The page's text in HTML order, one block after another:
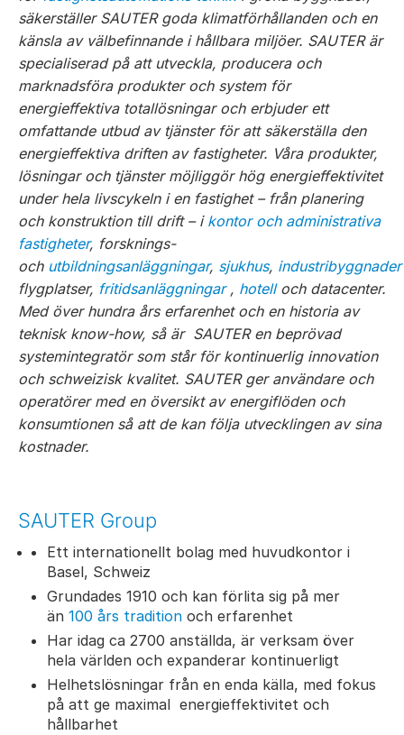
säkerställer SAUTER goda klimatförhållanden och en
känsla av välbefinnande i hållbara miljöer. SAUTER är
specialiserad på att utveckla, producera och
marknadsföra produkter och system för
energieffektiva totallösningar och erbjuder ett
omfattande utbud av tjänster för att säkerställa den
energieffektiva driften av fastigheter. Våra produkter,
lösningar och tjänster möjliggör hög energieffektivitet
under hela livscykeln i en fastighet – från planering
och konstruktion till drift – i kontor och administrativa
fastigheter, forsknings-
och utbildningsanläggningar, sjukhus, industribyggnader
flygplatser, fritidsanläggningar, hotelloch datacenter.
Med över hundra års erfarenhet och en historia av
teknisk know-how, så är SAUTER en beprövad
systemintegratör som står för kontinuerlig innovation
och schweizisk kvalitet. SAUTER ger användare och
operatörer med en översikt av energiflöden och
konsumtionen så att de kan följa utvecklingen av sina
kostnader.
SAUTER Group
Ett internationellt bolag med huvudkontor i
Basel, Schweiz
Grundades 1910 och kan förlita sig på mer
än 100 års tradition och erfarenhet
Har idag ca 2700 anställda, är verksam över
hela världen och expanderar kontinuerligt
Helhetslösningar från en enda källa, med fokus
på att ge maximal energieffektivitet och
hållbarhet